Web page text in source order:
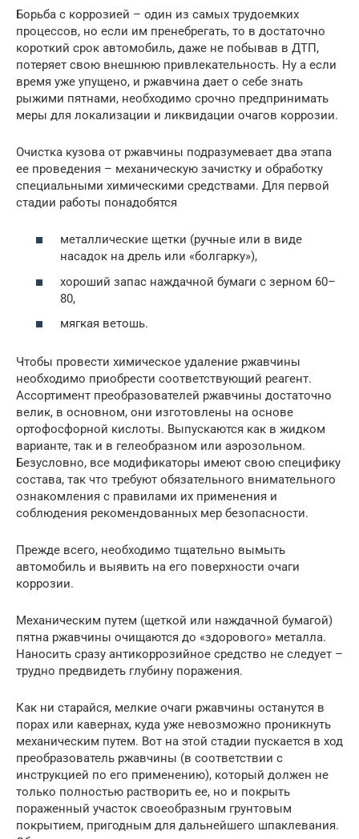
Борьба с коррозией – один из самых трудоемких
процессов, но если им пренебрегать, то в достаточно
короткий срок автомобиль, даже не побывав в ДТП,
потеряет свою внешнюю привлекательность. Ну а если
время уже упущено, и ржавчина дает о себе знать
рыжими пятнами, необходимо срочно предпринимать
меры для локализации и ликвидации очагов коррозии.
Очистка кузова от ржавчины подразумевает два этапа
ее проведения – механическую зачистку и обработку
специальными химическими средствами. Для первой
стадии работы понадобятся
металлические щетки (ручные или в виде
насадок на дрель или «болгарку»),
хороший запас наждачной бумаги с зерном 60–
80,
мягкая ветошь.
Чтобы провести химическое удаление ржавчины
необходимо приобрести соответствующий реагент.
Ассортимент преобразователей ржавчины достаточно
велик, в основном, они изготовлены на основе
ортофосфорной кислоты. Выпускаются как в жидком
варианте, так и в гелеобразном или аэрозольном.
Безусловно, все модификаторы имеют свою специфику
состава, так что требуют обязательного внимательного
ознакомления с правилами их применения и
соблюдения рекомендованных мер безопасности.
Прежде всего, необходимо тщательно вымыть
автомобиль и выявить на его поверхности очаги
коррозии.
Механическим путем (щеткой или наждачной бумагой)
пятна ржавчины очищаются до «здорового» металла.
Наносить сразу антикоррозийное средство не следует –
трудно предвидеть глубину поражения.
Как ни старайся, мелкие очаги ржавчины останутся в
порах или кавернах, куда уже невозможно проникнуть
механическим путем. Вот на этой стадии пускается в ход
преобразователь ржавчины (в соответствии с
инструкцией по его применению), который должен не
только полностью растворить ее, но и покрыть
пораженный участок своеобразным грунтовым
покрытием, пригодным для дальнейшего шпаклевания.